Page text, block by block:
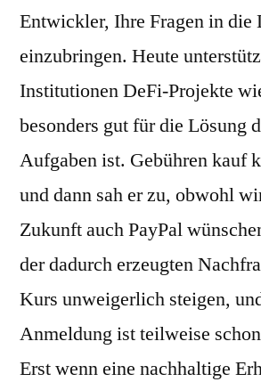
Entwickler, Ihre Fragen in die
einzubringen. Heute
Institutionen DeFi-Projekte
besonders gut für die Lösung
Aufgaben ist. Gebühren kauf
und dann sah er zu, obwohl
Zukunft auch PayPal
der dadurch erzeugten
Kurs unweigerlich steigen,
Anmeldung ist teilweise
Erst wenn eine nachhaltige